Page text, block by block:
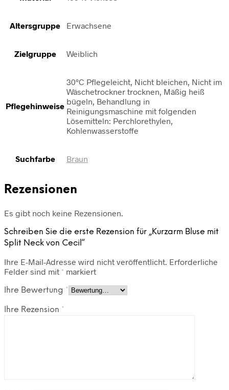
Altersgruppe Erwachsene
Zielgruppe Weiblich
Pflegehinweise
30°C Pflegeleicht, Nicht bleichen, Nicht im
Wäschetrockner trocknen, Mäßig heiß
bügeln, Behandlung in
Reinigungsmaschine mit folgenden
Lösemitteln: Perchlorethylen,
Kohlenwasserstoffe
Suchfarbe Braun
Rezensionen
Es gibt noch keine Rezensionen.
Schreiben Sie die erste Rezension für „Kurzarm Bluse mit
Split Neck von Cecil“
Ihre E-Mail-Adresse wird nicht veröffentlicht. Erforderliche
Felder sind mit * markiert
Ihre Bewertung *
Ihre Rezension *